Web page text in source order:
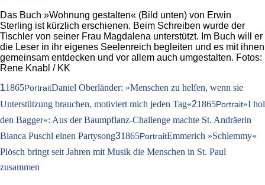
Das Buch »Wohnung gestalten« (Bild unten) von Erwin
Sterling ist kürzlich erschienen. Beim Schreiben wurde der
Tischler von seiner Frau Magdalena unterstützt. Im Buch will er
die Leser in ihr eigenes Seelenreich begleiten und es mit ihnen
gemeinsam entdecken und vor allem auch umgestalten. Fotos:
Rene Knabl / KK
11865PortraitDaniel Oberländer: »Menschen zu helfen, wenn sie
Unterstützung brauchen, motiviert mich jeden Tag«21865Portrait»I hol
den Bagger«: Aus der Baumpflanz-Challenge machte St. Andräerin
Bianca Puschl einen Partysong31865PortraitEmmerich »Schlemmy«
Plösch bringt seit Jahren mit Musik die Menschen in St. Paul
zusammen